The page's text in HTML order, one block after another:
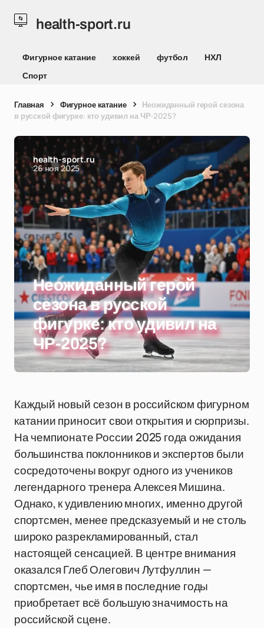
health-sport.ru
Фигурное катание хоккей футбол
НХЛ
Спорт
Главная Фигурное катание
Неожиданный герой сезона
в русской фигурке: кто удивил на ЧР-2025?
health-sport.ru
26 ноя 2025
Неожиданный герой
сезона в русской
фигурке: кто удивил на
ЧР-2025?
Каждый новый сезон в российском фигурном
катании приносит свои открытия и сюрпризы.
На чемпионате России 2025 года ожидания
большинства поклонников и экспертов были
сосредоточены вокруг одного из учеников
легендарного тренера Алексея Мишина.
Однако, к удивлению многих, именно другой
спортсмен, менее предсказуемый и не столь
широко разрекламированный, стал
настоящей сенсацией. В центре внимания
оказался Глеб Олегович Лутфуллин —
спортсмен, чье имя в последние годы
приобретает всё большую значимость на
российской сцене.